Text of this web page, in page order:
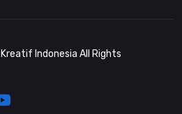
Indonesia All Rights